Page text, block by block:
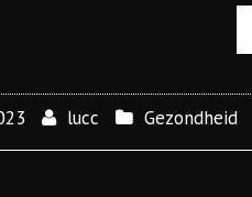
lucc Gezondheid